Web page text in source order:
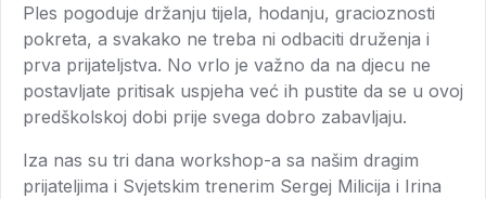
Ples pogoduje držanju tijela, hodanju, gracioznosti
pokreta, a svakako ne treba ni odbaciti druženja i
prva prijateljstva. No vrlo je važno da na djecu ne
postavljate pritisak uspjeha već ih pustite da se u ovoj
predškolskoj dobi prije svega dobro zabavljaju.
Iza nas su tri dana workshop-a sa našim dragim
prijateljima i Svjetskim trenerim Sergej Milicija i Irina